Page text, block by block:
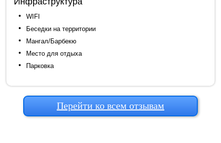
WIFI
Беседки на территории
Мангал/Барбекю
Место для отдыха
Парковка
Перейти ко всем отзывам